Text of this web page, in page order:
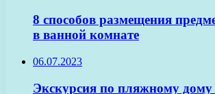
8 способов размещения
в ванной комнате
06.07.2023
Экскурсия по пляжному